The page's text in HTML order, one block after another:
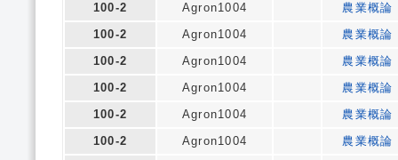
100-2
Agron1004
農業概論
100-2
Agron1004
農業概論
100-2
Agron1004
農業概論
100-2
Agron1004
農業概論
100-2
Agron1004
農業概論
100-2
Agron1004
農業概論